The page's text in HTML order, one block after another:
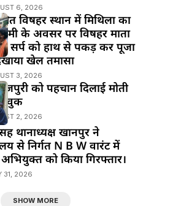
6, 2026
विषहर स्थान में मिथिला का
के अवसर पर विषहर माता
सर्प को हाथ से पकड़ कर पूजा
खेल तमासा
3, 2026
को पहचान दिलाई मोती
2, 2026
थानाध्यक्ष खानपुर ने
से निर्गत N B W वारंट में
को किया गिरफ्तार।
31, 2026
SHOW MORE